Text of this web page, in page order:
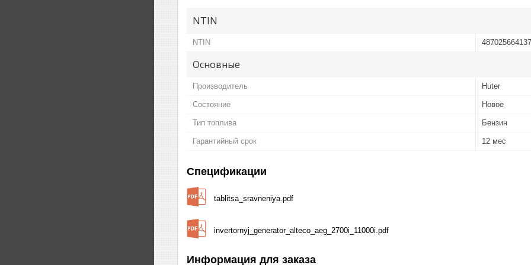
NTIN
NTIN
Основные
Производитель Huter
Состояние Новое
Тип топлива Бензин
Гарантийный срок 12 мес
Спецификации
tablitsa_sravneniya.pdf
invertornyj_generator_alteco_aeg_2700i_11000i.pdf
Информация для заказа